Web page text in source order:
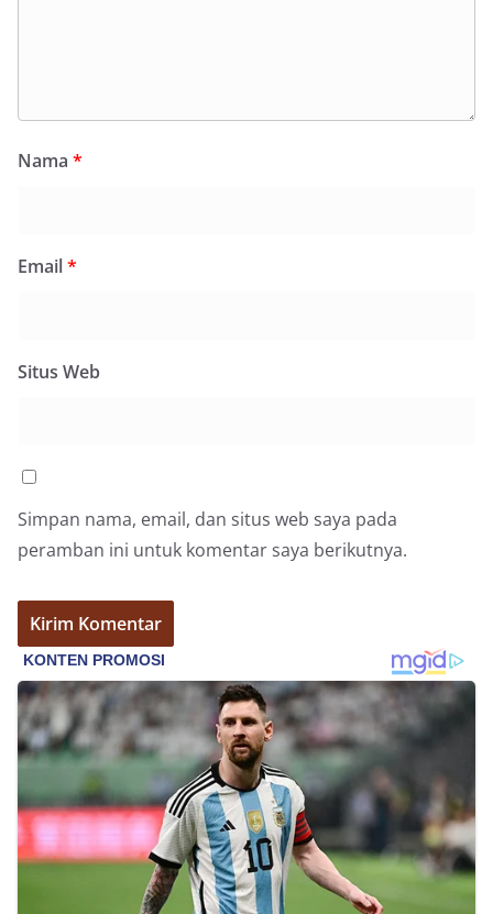
Nama *
Email*
Situs Web
Simpan nama, email, dan situs web saya pada
peramban ini untuk komentar saya berikutnya.